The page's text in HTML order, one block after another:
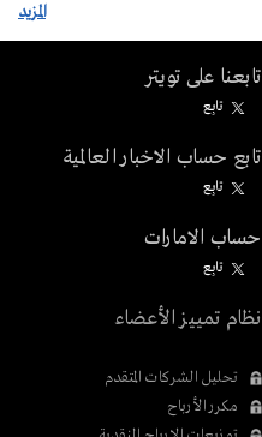
المزيد
تابعنا على تويتر
تابِع
تابع حساب الاخبار العالمية
تابِع
حساب الامارات
تابِع
نظام تمييز الأعضاء
تحليل الشركات المتقدم
مكرر الأرباح